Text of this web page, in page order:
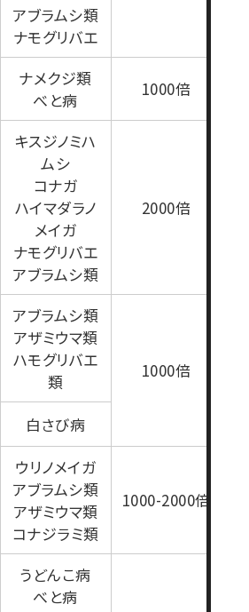
アブラムシ類
ナモグリバエ
ナメクジ類
べと病
1000倍
キスジノミハ
ムシ
コナガ
ハイマダラノ
メイガ
ナモグリバエ
アブラムシ類
2000倍
アブラムシ類
アザミウマ類
ハモグリバエ
類
1000倍
白さび病
ウリノメイガ
アブラムシ類
アザミウマ類
コナジラミ類
1000-2000倍
うどんこ病
べと病